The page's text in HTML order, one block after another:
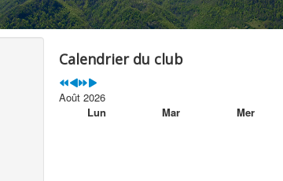
Calendrier du club
Août 2026
Lun
Mar Mer